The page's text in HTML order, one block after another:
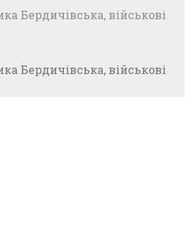
Бердичівська, військові
Бердичівська, військові